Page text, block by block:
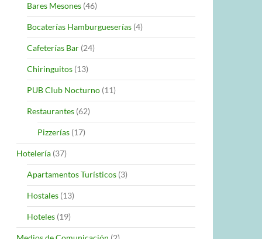
Bares Mesones (46)
Bocaterías Hamburgueserías (4)
Cafeterías Bar (24)
Chiringuitos (13)
PUB Club Nocturno (11)
Restaurantes (62)
Pizzerías (17)
Hotelería (37)
Apartamentos Turísticos (3)
Hostales (13)
Hoteles (19)